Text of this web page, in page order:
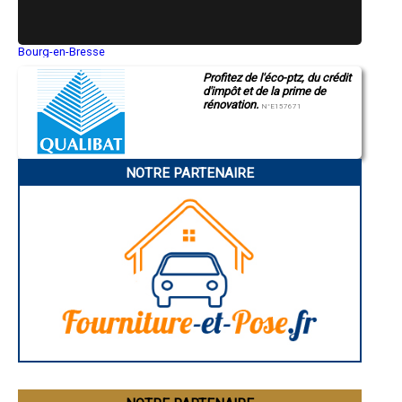
- Entreprise de rénovation immobilière à Steinbourg
- Entreprise de rénovation immobilière à Ebersheim
- Entreprise de rénovation immobilière à Griesheim-près-Molsheim
- Entreprise de rénovation immobilière à Herbitzheim
- Entreprise de rénovation immobilière à Beinheim
- Entreprise de rénovation immobilière à Muttersholtz
- Entreprise de rénovation immobilière à Dambach-la-Ville
- Entreprise de rénovation immobilière à Andlau
- Entreprise de rénovation immobilière à Seebach
- Entreprise de rénovation immobilière à Entzheim
- Entreprise de rénovation immobilière à Wœrth
- Entreprise de rénovation immobilière à Oberhaslach
- Entreprise de rénovation immobilière à Ville
- Entreprise de rénovation immobilière à Mommenheim
- Entreprise de rénovation immobilière à Lembach
- Entreprise de rénovation immobilière à Still
- Entreprise de rénovation immobilière à Mittelhausbergen
- Entreprise de rénovation immobilière à Nordhouse
- Entreprise de rénovation immobilière à Wingen-sur-Moder
Bourg-en-Bresse
Montluçon
Manosque
Gap
Charleville-Mézières
Pamiers
Narbonne
Saint-Brieuc
Besançon
Évreux
Profitez de l'éco-ptz, du crédit
d'impôt et de la prime de
rénovation. N°E157671
NOTRE PARTENAIRE